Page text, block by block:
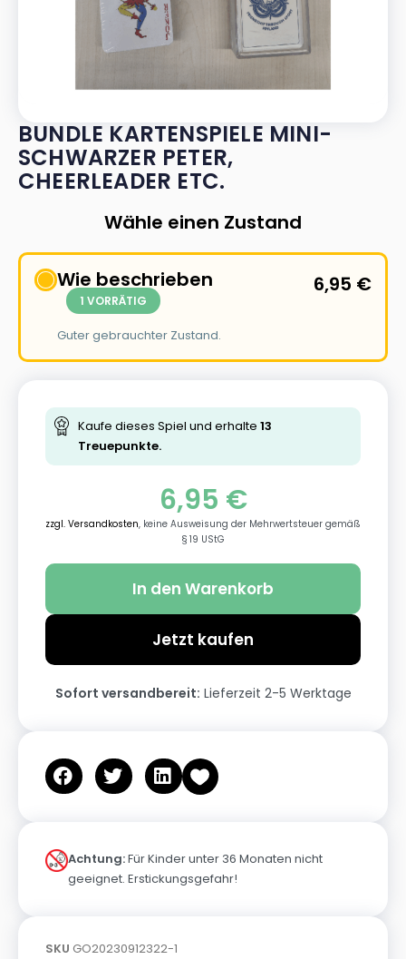
BUNDLE KARTENSPIELE MINI-
SCHWARZER PETER,
CHEERLEADER ETC.
Wähle einen Zustand
Wie beschrieben
1 VORRÄTIG
Guter gebrauchter Zustand.
6,95 €
Kaufe dieses Spiel und erhalte 13
Treuepunkte.
6,95 €
zzgl. Versandkosten, keine Ausweisung der Mehrwertsteuer gemäß
§ 19 UStG
In den Warenkorb
Jetzt kaufen
Sofort versandbereit: Lieferzeit 2-5 Werktage
Achtung:Für Kinder unter 36 Monaten nicht
geeignet. Erstickungsgefahr!
SKU GO20230912322-1